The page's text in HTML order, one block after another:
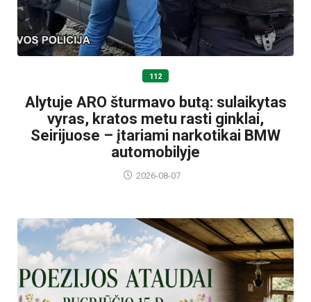
112
Alytuje ARO šturmavo butą: sulaikytas
vyras, kratos metu rasti ginklai,
Seirijuose – įtariami narkotikai BMW
automobilyje
2026-08-07